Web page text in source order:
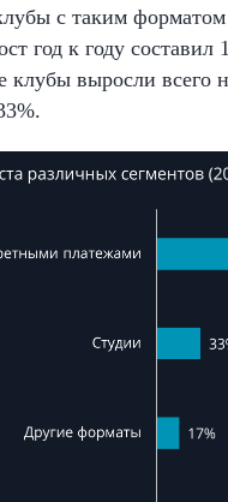
с таким
год к году составил
клубы выросли всего